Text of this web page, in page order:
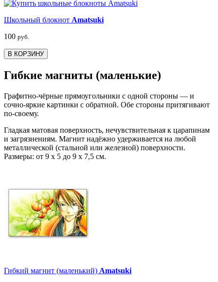
Школьный блокнот Amatsuki
100 руб.
В КОРЗИНУ
Гибкие магниты (маленькие)
Графитно-чёрные прямоугольники с одной стороны — и
сочно-яркие картинки с обратной. Обе стороны притягивают
по-своему.
Гладкая матовая поверхность, нечувствительная к царапинам
и загрязнениям. Магнит надёжно удерживается на любой
металлической (стальной или железной) поверхности.
Размеры: от 9 х 5 до 9 х 7,5 см.
Гибкий магнит (маленький) Amatsuki